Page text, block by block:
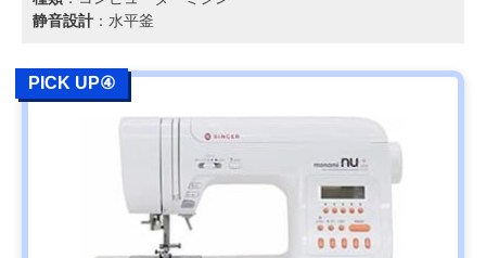
静音設計 ：水平釜
PICK UP④